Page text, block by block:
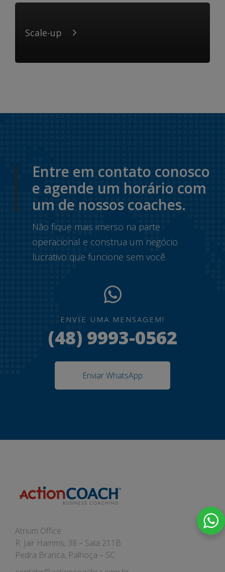
Scale-up
Entre em contato conosco
e agende um horário com
um de nossos coaches.
Não fique mais imerso na parte
operacional e construa um negócio
lucrativo que funcione sem você.
ENVIE UMA MENSAGEM!
(48) 9993-0562
Enviar WhatsApp
Atrium Office
R. Jair Hamms, 38 – Sala 211B
Pedra Branca, Palhoça – SC